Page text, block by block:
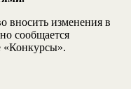
вносить изменения в
сообщается
«Конкурсы».